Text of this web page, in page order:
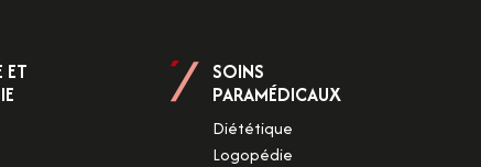
ET
SOINS
PARAMÉDICAUX
Diététique
Logopédie